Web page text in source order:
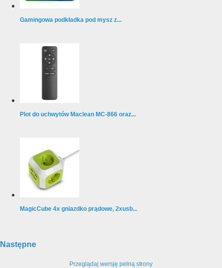
Gamingowa podkładka pod mysz z...
Plot do uchwytów Maclean MC-866 oraz...
MagicCube 4x gniazdko prądowe, 2xusb...
Następne
Przeglądaj wersję pełną strony